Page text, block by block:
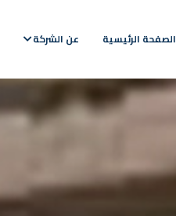
الصفحة الرئيسية عن الشركة